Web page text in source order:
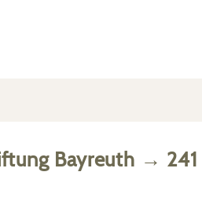
Bayreuth → 241